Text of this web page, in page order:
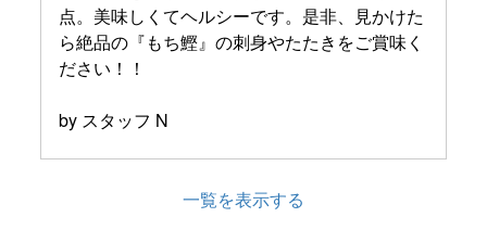
点。美味しくてヘルシーです。是非、見かけた
ら絶品の『もち鰹』の刺身やたたきをご賞味く
ださい！！
by スタッフ N
一覧を表示する